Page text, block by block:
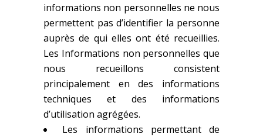
informations non personnelles ne nous
permettent pas d’identifier la personne
auprès de qui elles ont été recueillies.
Les Informations non personnelles que
nous recueillons consistent
principalement en des informations
techniques et des informations
d’utilisation agrégées.
Les informations permettant de